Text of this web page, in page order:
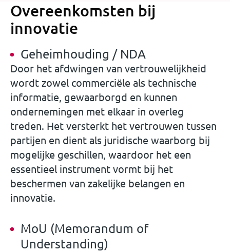
Overeenkomsten bij
innovatie
Geheimhouding / NDA
Door het afdwingen van vertrouwelijkheid
wordt zowel commerciële als technische
informatie, gewaarborgd en kunnen
ondernemingen met elkaar in overleg
treden. Het versterkt het vertrouwen tussen
partijen en dient als juridische waarborg bij
mogelijke geschillen, waardoor het een
essentieel instrument vormt bij het
beschermen van zakelijke belangen en
innovatie.
MoU (Memorandum of
Understanding)